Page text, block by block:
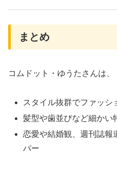
まとめ
コムドット・ゆうたさんは、
スタイル抜群でファッシ
髪型や歯並びなど細かい
恋愛や結婚観、週刊誌報
バー